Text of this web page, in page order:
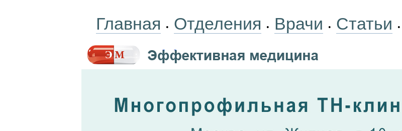
Главная • Отделения • Врачи • Статьи •